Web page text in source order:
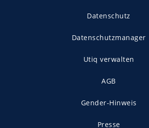
Datenschutz
Datenschutzmanager
Utiq verwalten
AGB
Gender-Hinweis
Presse